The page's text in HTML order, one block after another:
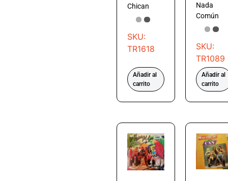
Chican
SKU:
TR1618
Añadir al
carrito
Nada
Común
SKU:
TR1089
Añadir al
carrito